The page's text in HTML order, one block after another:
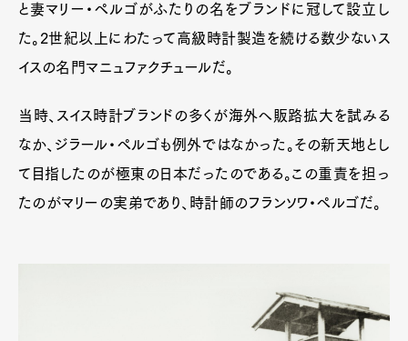
と妻マリー・ペルゴがふたりの名をブランドに冠して設立し
た。2世紀以上にわたって高級時計製造を続ける数少ないス
イスの名門マニュファクチュールだ。
当時、スイス時計ブランドの多くが海外へ販路拡大を試みる
なか、ジラール・ペルゴも例外ではなかった。その新天地とし
て目指したのが極東の日本だったのである。この重責を担っ
たのがマリーの実弟であり、時計師のフランソワ・ペルゴだ。